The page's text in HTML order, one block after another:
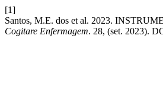
[1]
Santos, M.E. dos et al. 2023.
Cogitare Enfermagem. 28, (set. 2023).